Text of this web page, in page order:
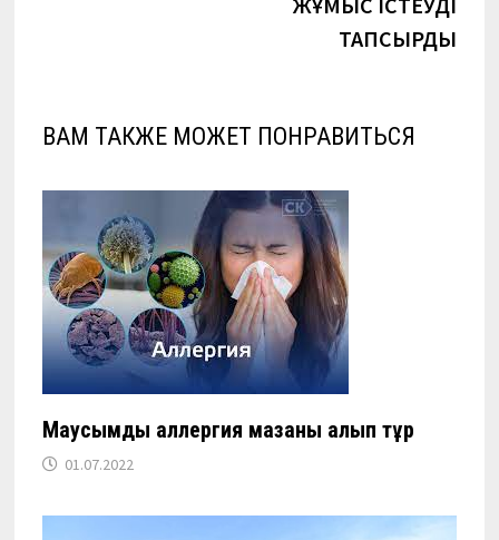
ТАПСЫРДЫ
ВАМ ТАКЖЕ МОЖЕТ ПОНРАВИТЬСЯ
Маусымдық аллергия мазаны алып тұр
01.07.2022